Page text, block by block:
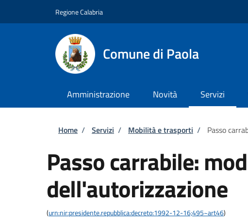
Regione Calabria
Comune di Paola
Amministrazione Novità Servizi
Briciole di pane
Home / Servizi / Mobilità e trasporti / Passo
Passo carrabile:
dell'autorizzazione
(urn:nir:presidente.repubblica:decreto:1992-12-16;495~art46)